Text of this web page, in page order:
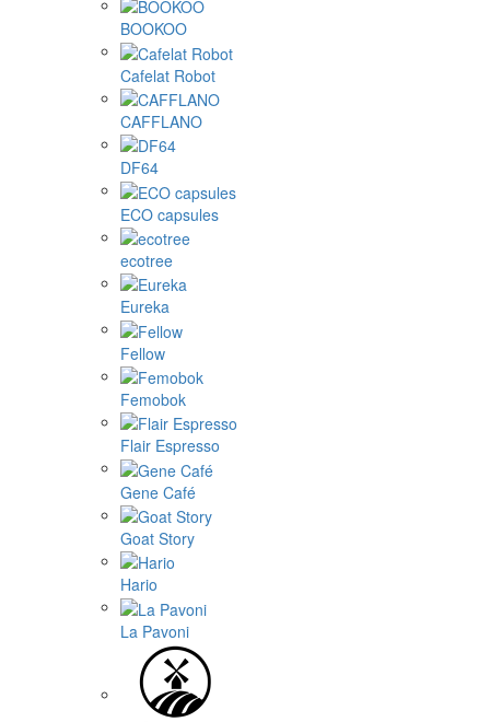
BOOKOO
Cafelat Robot
CAFFLANO
DF64
ECO capsules
ecotree
Eureka
Fellow
Femobok
Flair Espresso
Gene Café
Goat Story
Hario
La Pavoni